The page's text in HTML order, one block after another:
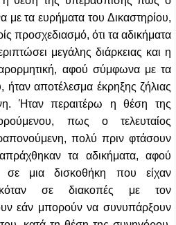
τα ευρήματα του Δικαστηρίου,
προσχεδιασμό, ότι τα αδικήματα
μεγάλης διάρκειας και η
αφού σύμφωνα με τα
ήταν αποτέλεσμα έκρηξης ζήλιας
Ήταν περαιτέρω η θέση της
πως ο τελευταίος
πολύ πριν φτάσουν
τα αδικήματα, αφού
μια δισκοθήκη που είχαν
σε διακοπές με τον
εάν μπορούν να συνυπάρξουν